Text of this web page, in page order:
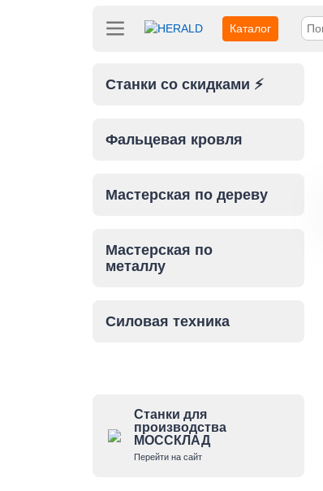
Каталог
Станки со скидками ⚡
Фальцевая кровля
Мастерская по дереву
Мастерская по
металлу
Силовая техника
Станки для
производства
МОССКЛАД
Перейти на сайт